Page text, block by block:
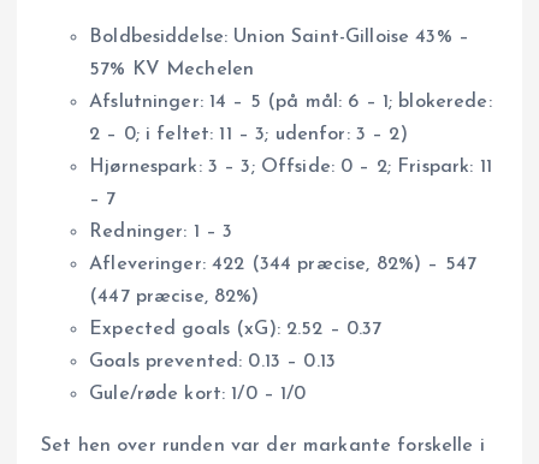
Boldbesiddelse: Union Saint-Gilloise 43% –
57% KV Mechelen
Afslutninger: 14 – 5 (på mål: 6 – 1; blokerede:
2 – 0; i feltet: 11 – 3; udenfor: 3 – 2)
Hjørnespark: 3 – 3; Offside: 0 – 2; Frispark: 11
– 7
Redninger: 1 – 3
Afleveringer: 422 (344 præcise, 82%) – 547
(447 præcise, 82%)
Expected goals (xG): 2.52 – 0.37
Goals prevented: 0.13 – 0.13
Gule/røde kort: 1/0 – 1/0
Set hen over runden var der markante forskelle i